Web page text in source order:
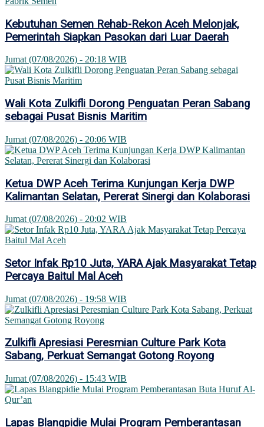
Kebutuhan Semen Rehab-Rekon Aceh Melonjak,
Pemerintah Siapkan Pasokan dari Luar Daerah
Jumat (07/08/2026) - 20:18 WIB
Wali Kota Zulkifli Dorong Penguatan Peran Sabang
sebagai Pusat Bisnis Maritim
Jumat (07/08/2026) - 20:06 WIB
Ketua DWP Aceh Terima Kunjungan Kerja DWP
Kalimantan Selatan, Pererat Sinergi dan Kolaborasi
Jumat (07/08/2026) - 20:02 WIB
Setor Infak Rp10 Juta, YARA Ajak Masyarakat Tetap
Percaya Baitul Mal Aceh
Jumat (07/08/2026) - 19:58 WIB
Zulkifli Apresiasi Peresmian Culture Park Kota
Sabang, Perkuat Semangat Gotong Royong
Jumat (07/08/2026) - 15:43 WIB
Lapas Blangpidie Mulai Program Pemberantasan